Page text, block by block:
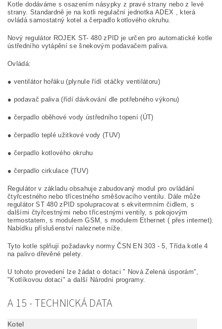
Kotle dodáváme s osazením násypky z pravé strany nebo z levé
strany. Standardně je na kotli regulační jednotkaADEX , která
ovládá samostatný kotel a čerpadlo kotlového okruhu.
Nový regulátor ROJEK ST- 480 zPID je určen pro automatické kotle
ústředního vytápění se šnekovým podavačem paliva.
Ovládá:
● ventilátor hořáku (plynule řídí otáčky ventilátoru)
● podavač paliva (řídí dávkování dle potřebného výkonu)
● čerpadlo oběhové vody ústředního topení (ÚT)
● čerpadlo teplé užitkové vody (TUV)
● čerpadlo kotlového okruhu
● čerpadlo cirkulace (TUV)
Regulátor v základu obsahuje zabudovaný modul pro ovládání
čtyřcestného nebo třícestného směšovacího ventilu. Dále může
regulátor ST 480 zPID spolupracovat s ekvitermním čidlem, s
dalšími čtyřcestnými nebo třícestnými ventily, s pokojovým
termostatem, s modulem GSM, s modulem Ethernet ( přes internet).
Nabídku příslušenství naleznete níže.
Tyto kotle splňují požadavky normy ČSN EN 303 - 5,Třída kotle 4
na palivo dřevěné pelety.
U tohoto provedení lze žádat o dotaci " Nová Zelená úsporám",
"Kotlíkovou dotaci" a další Národní programy.
A 15 - TECHNICKÁ DATA
Kotel